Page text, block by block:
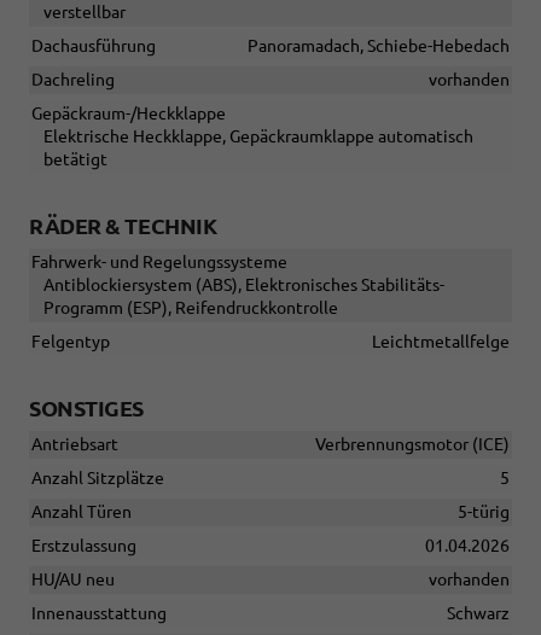
verstellbar
Dachausführung
Panoramadach, Schiebe-Hebedach
Dachreling
vorhanden
Gepäckraum-/Heckklappe
Elektrische Heckklappe, Gepäckraumklappe automatisch
betätigt
RÄDER & TECHNIK
Fahrwerk- und Regelungssysteme
Antiblockiersystem (ABS), Elektronisches Stabilitäts-
Programm (ESP), Reifendruckkontrolle
Felgentyp
Leichtmetallfelge
SONSTIGES
Antriebsart
Verbrennungsmotor (ICE)
Anzahl Sitzplätze
5
Anzahl Türen
5-türig
Erstzulassung
01.04.2026
HU/AU neu
vorhanden
Innenausstattung
Schwarz